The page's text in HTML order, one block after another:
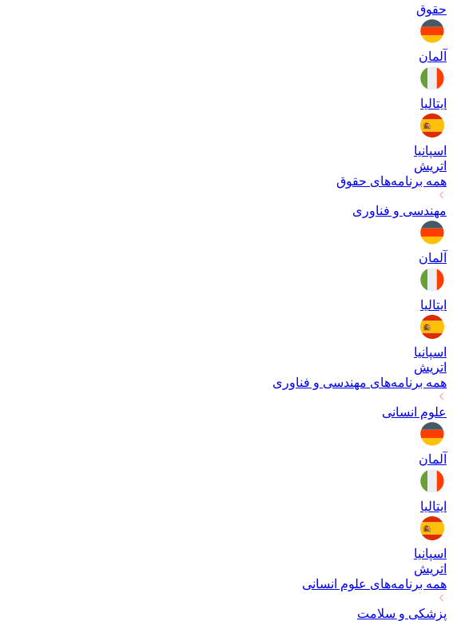
حقوق
آلمان
ایتالیا
اسپانیا
اتریش
همه برنامه‌های حقوق
مهندسی و فناوری
آلمان
ایتالیا
اسپانیا
اتریش
همه برنامه‌های مهندسی و فناوری
علوم انسانی
آلمان
ایتالیا
اسپانیا
اتریش
همه برنامه‌های علوم انسانی
پزشکی و سلامت